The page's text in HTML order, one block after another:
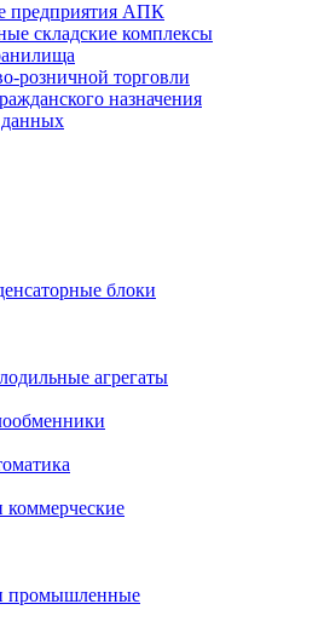
предприятия АПК
складские комплексы
розничной торговли
назначения
блоки
агрегаты
коммерческие
промышленные